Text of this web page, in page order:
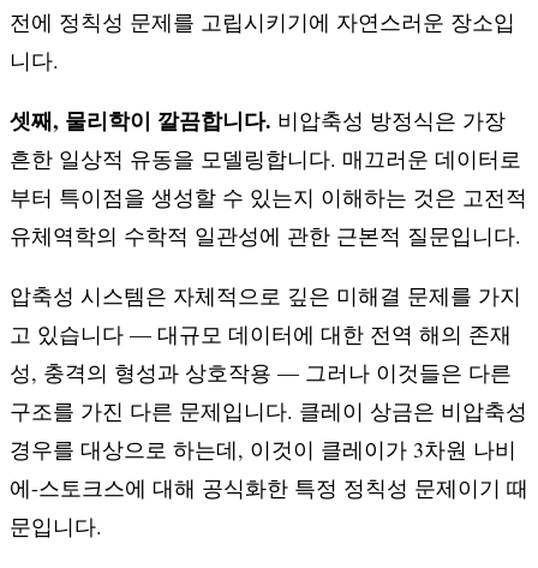
전에 정칙성 문제를 고립시키기에 자연스러운 장소입
니다.
셋째, 물리학이 깔끔합니다. 비압축성 방정식은 가장
흔한 일상적 유동을 모델링합니다. 매끄러운 데이터로
부터 특이점을 생성할 수 있는지 이해하는 것은 고전적
유체역학의 수학적 일관성에 관한 근본적 질문입니다.
압축성 시스템은 자체적으로 깊은 미해결 문제를 가지
고 있습니다 — 대규모 데이터에 대한 전역 해의 존재
성, 충격의 형성과 상호작용 — 그러나 이것들은 다른
구조를 가진 다른 문제입니다. 클레이 상금은 비압축성
경우를 대상으로 하는데, 이것이 클레이가 3차원 나비
에-스토크스에 대해 공식화한 특정 정칙성 문제이기 때
문입니다.